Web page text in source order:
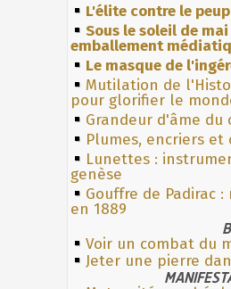
L'élite contre le
Sous le soleil de
emballement
Le masque de
Mutilation de
pour glorifier le
Grandeur d'âme du
Plumes, encriers et
Lunettes :
genèse
Gouffre de Padirac
en 1889
Voir un combat du
Jeter une pierre